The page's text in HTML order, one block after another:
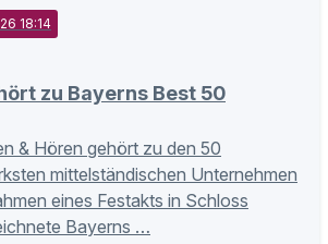
18:14
zu Bayerns Best 50
& Hören gehört zu den 50
mittelständischen Unternehmen
eines Festakts in Schloss
Bayerns …